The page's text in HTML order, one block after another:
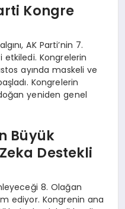
Kongre
AK Parti’nin 7.
etkiledi. Kongrelerin
ayında maskeli ve
Kongrelerin
yeniden genel
Büyük
Destekli
8. Olağan
ediyor. Kongrenin ana